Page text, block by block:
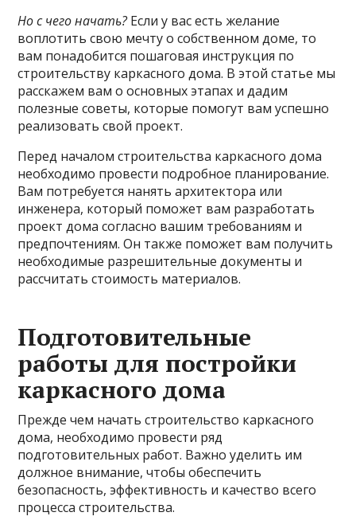
Но с чего начать?Если у вас есть желание
воплотить свою мечту о собственном доме, то
вам понадобится пошаговая инструкция по
строительству каркасного дома. В этой статье мы
расскажем вам о основных этапах и дадим
полезные советы, которые помогут вам успешно
реализовать свой проект.
Перед началом строительства каркасного дома
необходимо провести подробное планирование.
Вам потребуется нанять архитектора или
инженера, который поможет вам разработать
проект дома согласно вашим требованиям и
предпочтениям. Он также поможет вам получить
необходимые разрешительные документы и
рассчитать стоимость материалов.
Подготовительные
работы для постройки
каркасного дома
Прежде чем начать строительство каркасного
дома, необходимо провести ряд
подготовительных работ. Важно уделить им
должное внимание, чтобы обеспечить
безопасность, эффективность и качество всего
процесса строительства.